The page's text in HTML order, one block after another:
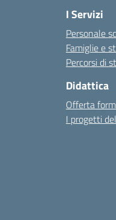
I Servizi
Personale
Famiglie e
Percorsi di
Didattica
Offerta
I progetti